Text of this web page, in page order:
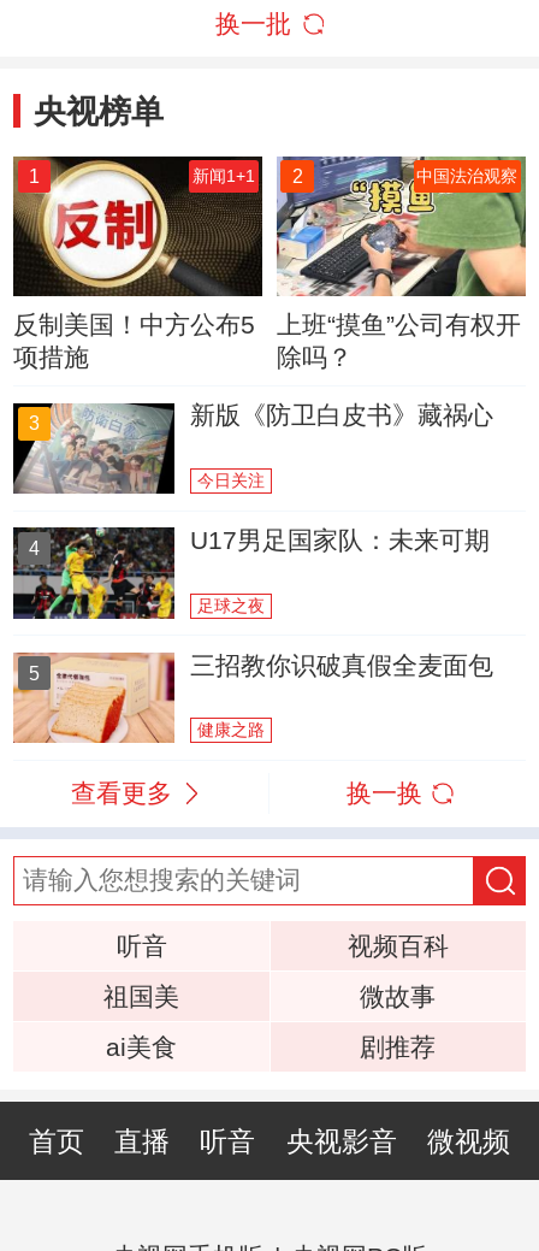
么？
换一批
央视榜单
1 新闻1+1
反制美国！中方公布5
项措施
2 中国法治观察
上班“摸鱼”公司有权开
除吗？
3 新版《防卫白皮书》藏祸心
今日关注
4 U17男足国家队：未来可期
足球之夜
5 三招教你识破真假全麦面包
健康之路
查看更多 换一换
听音
视频百科
祖国美
微故事
ai美食
剧推荐
首页 直播 听音 央视影音 微视频